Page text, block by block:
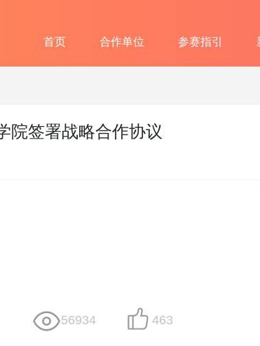
首页 合作单位 参赛指引
院签署战略合作协议
56934 463